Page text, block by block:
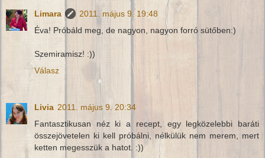
Limara
2011. május 9. 19:48
Éva! Próbáld meg, de nagyon, nagyon forró sütőben:)
Szemiramisz! :))
Válasz
Livia 2011. május 9. 20:34
Fantasztikusan néz ki a recept, egy legközelebbi baráti
összejövetelen ki kell próbálni, nélkülük nem merem, mert
ketten megesszük a hatot. :))